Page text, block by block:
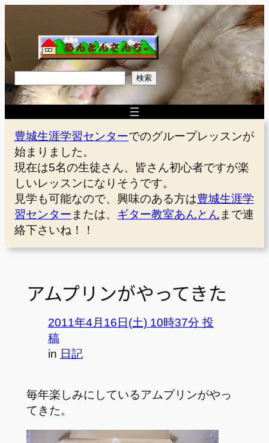
を
ス
キ
ッ
プ
索
検索
豊城生涯学習センターでのグループレッスンが
始まりました。
現在は5名の生徒さん、皆さん初心者ですが楽
しいレッスンになりそうです。
見学も可能なので、興味のある方は豊城生涯学
習センター または、 ギター教室あんとん まで連
絡下さいね！！
アムプリンがやってきた
2011年4月16日(土) 10時37分 投
稿
in 日記
毎年楽しみにしているアムプリンがやっ
てきた。